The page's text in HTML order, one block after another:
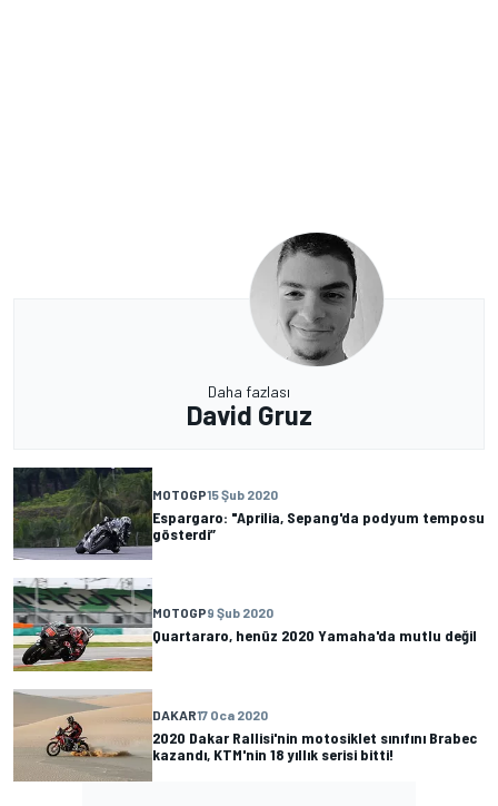
Daha fazlası
David Gruz
MOTOGP15 Şub 2020
Espargaro: "Aprilia, Sepang'da podyum temposu
gösterdi”
MOTOGP9 Şub 2020
Quartararo, henüz 2020 Yamaha'da mutlu değil
DAKAR17 Oca 2020
2020 Dakar Rallisi'nin motosiklet sınıfını Brabec
kazandı, KTM'nin 18 yıllık serisi bitti!